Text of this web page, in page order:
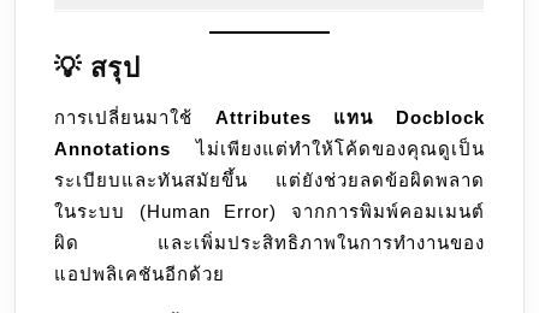
💡 สรุป
การเปลี่ยนมาใช้ Attributes แทน Docblock
Annotations ไม่เพียงแต่ทำให้โค้ดของคุณดูเป็น
ระเบียบและทันสมัยขึ้น แต่ยังช่วยลดข้อผิดพลาด
ในระบบ (Human Error) จากการพิมพ์คอมเมนต์
ผิด และเพิ่มประสิทธิภาพในการทำงานของ
แอปพลิเคชันอีกด้วย